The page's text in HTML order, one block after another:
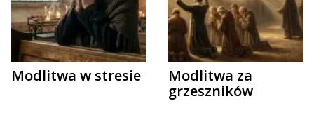
Modlitwa w stresie
Modlitwa za
grzeszników